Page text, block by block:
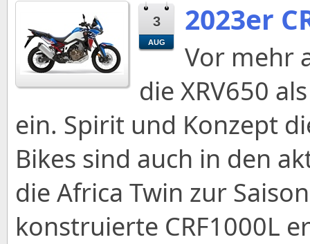
3
AUG
2023er
Vor mehr
die XRV650
ein. Spirit und Konzept
Bikes sind auch in den
die Africa Twin zur
konstruierte CRF1000L